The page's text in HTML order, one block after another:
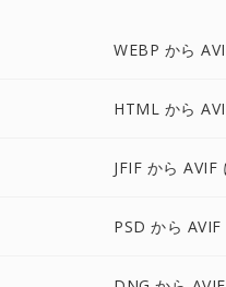
WEBP から
HTML から
JFIF から AVIF
PSD から AVIF